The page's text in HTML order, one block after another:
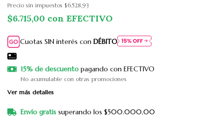
Precio sin impuestos $6.528,93
$6.715,00 con EFECTIVO
Cuotas SIN interés conDÉBITO
15% de descuentopagando con EFECTIVO
No acumulable con otras promociones
Ver más detalles
Envío gratis superando los $500.000,00